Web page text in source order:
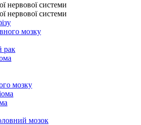
нервової системи
нервової системи
мозку
рак
мозку
мозок